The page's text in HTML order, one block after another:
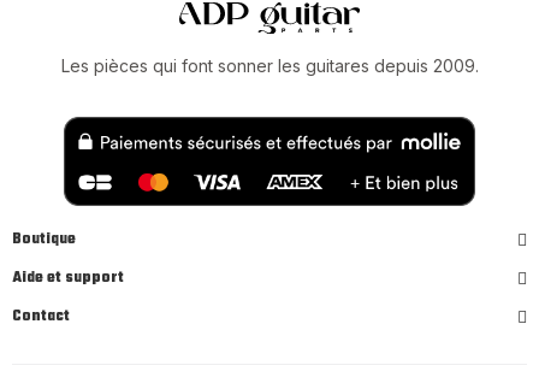
Les pièces qui font sonner les guitares depuis 2009.
Boutique
Aide et support
Contact